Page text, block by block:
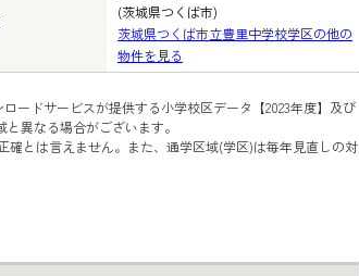
(茨城県つくば市)
茨城県つくば市立豊里中学校学区の他の
物件を見る
ードサービスが提供する小学校区データ【2023年度】及び
異なる場合がございます。
確とは言えません。また、通学区域(学区)は毎年見直しの対